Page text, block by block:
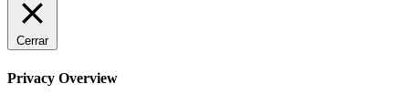
Cerrar
Privacy Overview